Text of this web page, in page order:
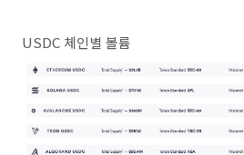
USDC 체인별 볼륨